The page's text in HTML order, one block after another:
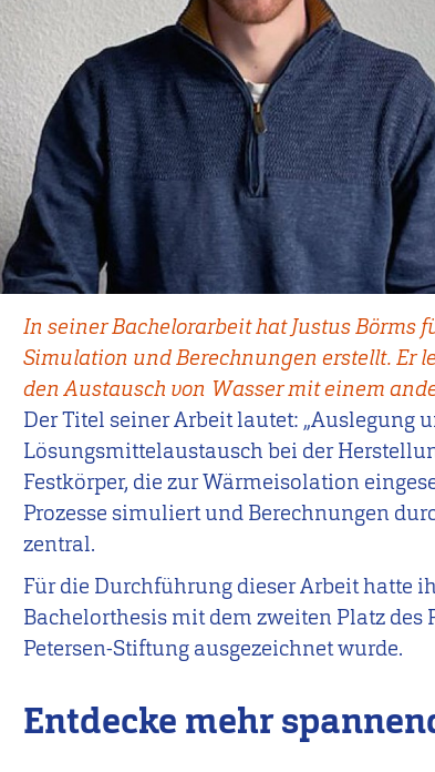
In seiner Bachelorarbeit hat Justus Börms
Simulation und Berechnungen erstellt. Er
den Austausch von Wasser mit einem
Der Titel seiner Arbeit lautet: „Auslegung
Lösungsmittelaustausch bei der
Festkörper, die zur Wärmeisolation
Prozesse simuliert und Berechnungen
zentral.
Für die Durchführung dieser Arbeit hatte
Bachelorthesis mit dem zweiten Platz des
Petersen-Stiftung ausgezeichnet wurde.
Entdecke mehr